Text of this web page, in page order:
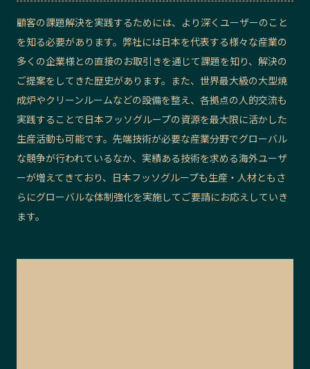
顧客の課題解決を実践するためには、より深くユーザーのこと
を知る必要があります。弊社には日本を代表する様々な産業の
多くの企業様との直接のお取引きを通じて課題を知り、解決の
ご提案をしてきた歴史があります。また、世界最大級の大型焼
成炉やクリーンルームなどの設備を整え、各拠点の人的交流も
実践することで日本フッソグループの資源を最大限に活かした
生産活動も可能です。先端技術が必要な産業分野でグローバル
な競争が行われているなか、実績ある技術を求める海外ユーザ
ーが増えてきており、日本フッソグループも生産・人材ともさ
らにグローバルな体制強化を実施してご要請にお応えしていき
ます。